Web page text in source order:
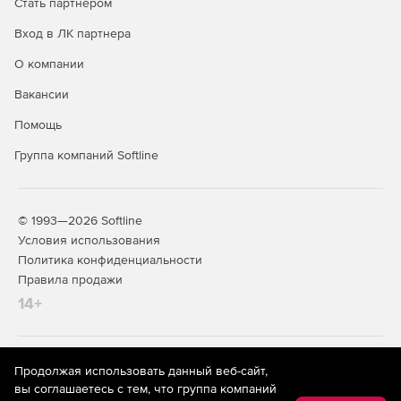
целью дальнейшей их трансляции на компьютерах
Передача файлов на удаленные ПК.
Мониторинг трансляции.
Создание шаблонов.
Многопользовательский доступ к управлению.
Вход в ЛК партнера
О компании
Вакансии
Помощь
Группа компаний Softline
© 1993—2026 Softline
Условия использования
Политика конфиденциальности
Правила продажи
14+
На информационном ресурсе store.softline.ru применяются
рекомендательные технологии
(информационные технологии
предоставления информации на основе сбора,
Продолжая использовать данный веб-сайт,
вы соглашаетесь с тем, что группа компаний